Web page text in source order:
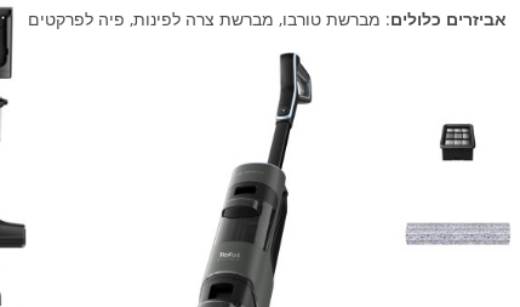
אביזרים כלולים: מברשת טורבו, מברשת צרה לפינות, פיה לפרקטים